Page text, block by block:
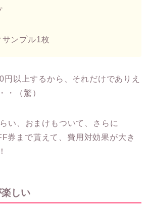
ンプル1枚
円以上するから、それだけでありえ
・（驚）
い、おまけもついて、さらに
券まで貰えて、費用対効果が大き
しい